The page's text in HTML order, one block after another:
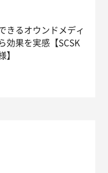
きるオウンドメディ
効果を実感【SCSK
】